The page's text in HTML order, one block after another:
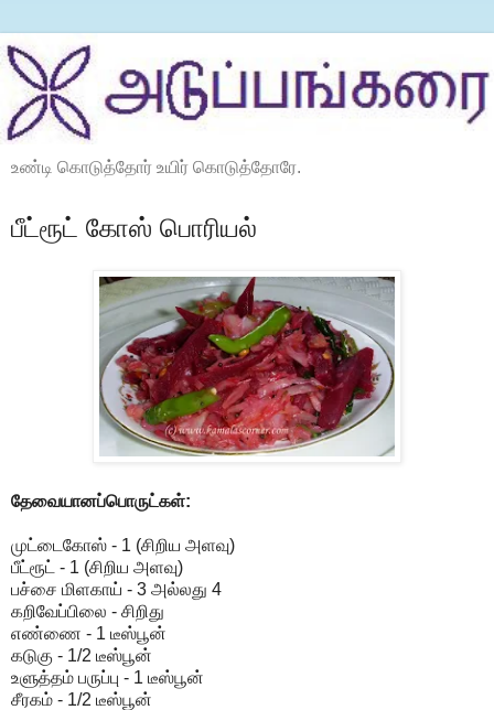
உண்டி கொடுத்தோர் உயிர் கொடுத்தோரே.
பீட்ரூட் கோஸ் பொரியல்
தேவையானப்பொருட்கள்:
முட்டைகோஸ் - 1 (சிறிய அளவு)
பீட்ரூட் - 1 (சிறிய அளவு)
பச்சை மிளகாய் - 3 அல்லது 4
கறிவேப்பிலை - சிறிது
எண்ணை - 1 டீஸ்பூன்
கடுகு - 1/2 டீஸ்பூன்
உளுத்தம் பருப்பு - 1 டீஸ்பூன்
சீரகம் - 1/2 டீஸ்பூன்